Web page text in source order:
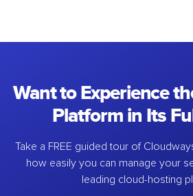
Want to Experience
Platform in Its
Take a FREE guided tour of
how easily you can manage your
leading cloud-hosting